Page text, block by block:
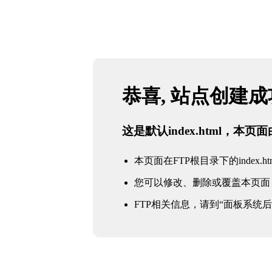
恭喜, 站点创建
这是默认index.html，本页面
本页面在FTP根目录下的
您可以修改、删除或覆盖本页面
FTP相关信息，请到“面板系统